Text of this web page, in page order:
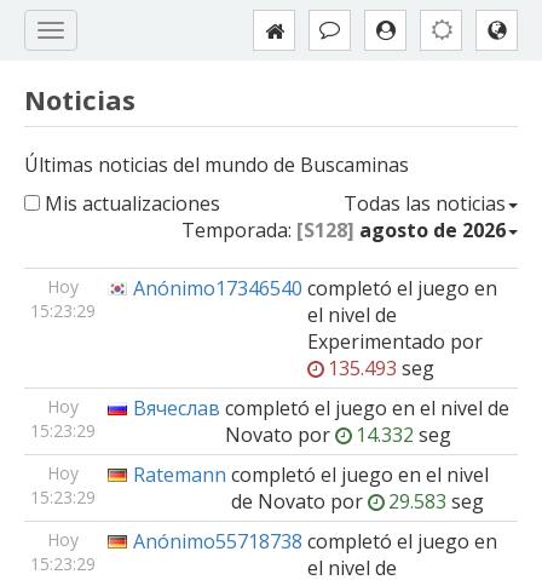
Noticias
Últimas noticias del mundo de Buscaminas
Mis actualizaciones
Todas las noticias
Temporada: [S128] agosto de 2026
Hoy
15:23:29
Anónimo17346540 completó el juego en
el nivel de
Experimentado por
135.493 seg
Hoy
15:23:29
Вячеслав completó el juego en el nivel de
Novato por 14.332 seg
Hoy
15:23:29
Ratemann completó el juego en el nivel
de Novato por 29.583 seg
Hoy
15:23:29
Anónimo55718738 completó el juego en
el nivel de